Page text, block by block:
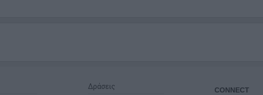
Δράσεις
CONNECT